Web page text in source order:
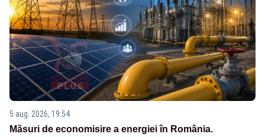
5 aug. 2026, 19:54
Măsuri de economisire a energiei în România.